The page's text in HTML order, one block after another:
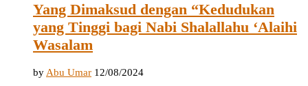
Yang Dimaksud dengan “Kedudukan
yang Tinggi bagi Nabi Shalallahu ‘Alaihi
Wasalam
by Abu Umar 12/08/2024